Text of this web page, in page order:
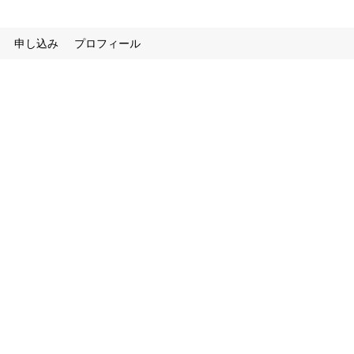
申し込み プロフィール